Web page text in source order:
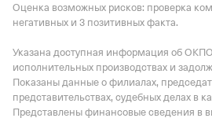
Оценка возможных рисков: проверка
негативных и 3 позитивных факта.
Указана доступная информация об
исполнительных производствах и
Показаны данные о филиалах,
представительствах, судебных делах в
Представлены финансовые сведения в